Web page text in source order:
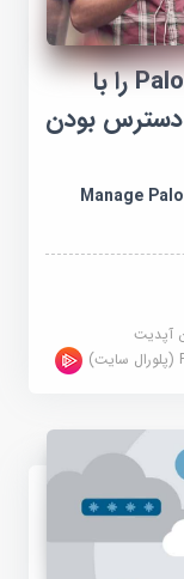
آموزش فایروال های Palo Alto را با
دسترس بودن
Manage